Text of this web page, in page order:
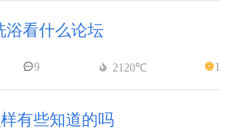
浴看什么论坛
9 2120℃ 1
有些知道的吗